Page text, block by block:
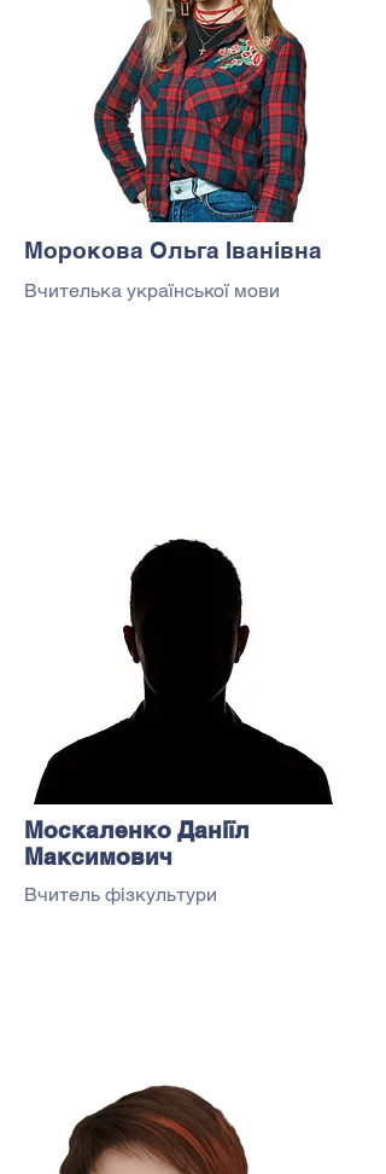
Морокова Ольга Іванівна
Вчителька української мови
Москаленко Даніїл
Максимович
Вчитель фізкультури